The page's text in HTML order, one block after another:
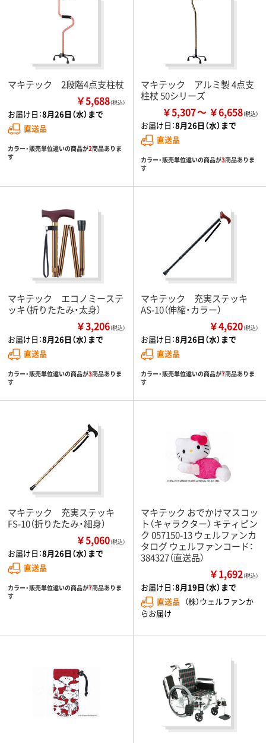
マキテック 2段階4点支柱杖
￥5,688（税込）
お届け日：8月26日（水）まで
直送品
カラー・販売単位違いの商品が2商品ありま
す
マキテック アルミ製 4点支
柱杖 50シリーズ
￥5,307 ￥6,658
お届け日：8月26日（水）まで
直送品
カラー・販売単位違いの商品が3商品ありま
す
マキテック エコノミーステ
ッキ（折りたたみ・太身）
￥3,206（税込）
お届け日：8月26日（水）まで
直送品
カラー・販売単位違いの商品が3商品ありま
す
マキテック 充実ステッキ
AS-10（伸縮・カラー）
￥4,620（税込）
お届け日：8月26日（水）まで
直送品
カラー・販売単位違いの商品が7商品ありま
す
マキテック 充実ステッキ
FS-10（折りたたみ・細身）
￥5,060（税込）
お届け日：8月26日（水）まで
直送品
カラー・販売単位違いの商品が7商品ありま
す
マキテック おでかけマスコッ
ト（キャラクター） キティピン
ク 057150-13 ウェルファンカ
タログ ウェルファンコード：
384327（直送品）
￥1,692（税込）
お届け日：8月19日（水）まで
直送品 （株）ウェルファンか
らお届け